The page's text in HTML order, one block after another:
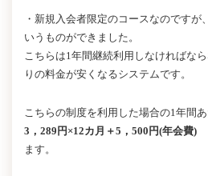
・新規入会者限定のコースなのですが
いうものができました。
こちらは1年間継続利用しなければな
りの料金が安くなるシステムです。
こちらの制度を利用した場合の1年間あ
3，289円×12カ月＋5，500円(年会費)
ます。